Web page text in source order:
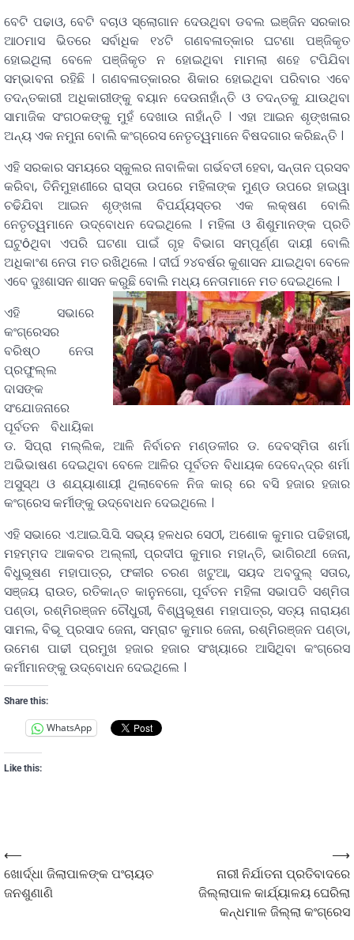
ବେଟି ପଢାଓ, ବେଟି ବଚାଓ ସ୍ଲୋଗାନ ଦେଉଥିବା ଡବଲ ଇଞ୍ଜିନ ସରକାର
ଆଠମାସ ଭିତରେ ସର୍ବାଧିକ ୧୪ଟି ଗଣବଳାତ୍କାର ଘଟଣା ପଞ୍ଜିକୃତ
ହୋଇଥିଲା ବେଳେ ପଞ୍ଜିକୃତ ନ ହୋଇଥିବା ମାମଲା ଶହେ ଟପିଯିବା
ସମ୍ଭାବନା ରହିଛି । ଗଣବଳାତ୍କାରର ଶିକାର ହୋଇଥିବା ପରିବାର ଏବେ
ତଦନ୍ତକାରୀ ଅଧିକାରୀଙ୍କୁ ବୟାନ ଦେଉନାହାଁନ୍ତି ଓ ତଦନ୍ତକୁ ଯାଉଥିବା
ସାମାଜିକ ସଂଗଠକଙ୍କୁ ମୁହଁ ଦେଖାଉ ନାହାଁନ୍ତି । ଏହା ଆଇନ ଶୃଙ୍ଖଳାର
ଅନ୍ୟ ଏକ ନମୁନା ବୋଲି କଂଗ୍ରେସ ନେତୃତ୍ୱମାନେ ବିଷଦଗାର କରିଛନ୍ତି ।
ଏହି ସରକାର ସମୟରେ ସ୍କୁଲର ନାବାଳିକା ଗର୍ଭବତୀ ହେବା, ସନ୍ତାନ ପ୍ରସବ
କରିବା, ତିନିମୁହାଣୀରେ ରାସ୍ତା ଉପରେ ମହିଳାଙ୍କ ମୁଣ୍ଡ ଉପରେ ହାଇୱା
ଚଢିଯିବା ଆଇନ ଶୃଙ୍ଖଳା ବିପର୍ଯ୍ୟସ୍ତର ଏକ ଲକ୍ଷଣ ବୋଲି
ନେତୃତ୍ୱମାନେ ଉଦ୍ବୋଧନ ଦେଇଥିଲେ । ମହିଳା ଓ ଶିଶୁମାନଙ୍କ ପ୍ରତି
ଘଟୁôଥିବା ଏପରି ଘଟଣା ପାଇଁ ଗୃହ ବିଭାଗ ସମ୍ପୂର୍ଣ୍ଣ ଦାୟୀ ବୋଲି
ଅଧିକାଂଶ ନେତା ମତ ରଖିଥିଲେ । ଦୀର୍ଘ ୨୪ବର୍ଷର କୁଶାସନ ଯାଇଥିବା ବେଳେ
ଏବେ ଦୁଃଶାସନ ଶାସନ କରୁଛି ବୋଲି ମଧ୍ୟ ନେତାମାନେ ମତ ଦେଇଥିଲେ ।
ଏହି ସଭାରେ
କଂଗ୍ରେସର
ବରିଷ୍ଠ ନେତା
ପ୍ରଫୁଲ୍ଲ
ଦାସଙ୍କ
ସଂଯୋଜନାରେ
ପୂର୍ବତନ ବିଧାୟିକା
ଡ. ସିପ୍ରା ମଲ୍ଲିକ, ଆଳି ନିର୍ବାଚନ ମଣ୍ଡଳୀର ଡ. ଦେବସ୍ମିତା ଶର୍ମା
ଅଭିଭାଷଣ ଦେଇଥିବା ବେଳେ ଆଳିର ପୂର୍ବତନ ବିଧାୟକ ଦେବେନ୍ଦ୍ର ଶର୍ମା
ଅସୁସ୍ଥ ଓ ଶଯ୍ୟାଶାୟୀ ଥିଲାବେଳେ ନିଜ କାର୍ ରେ ବସି ହଜାର ହଜାର
କଂଗ୍ରେସ କର୍ମୀଙ୍କୁ ଉଦ୍ବୋଧନ ଦେଇଥିଲେ ।
ଏହି ସଭାରେ ଏ.ଆଇ.ସି.ସି. ସଭ୍ୟ ହଳଧର ସେଠୀ, ଅଶୋକ କୁମାର ପଢିହାରୀ,
ମହମ୍ମଦ ଆକବର ଅଲ୍ଲୀ, ପ୍ରଦୀପ କୁମାର ମହାନ୍ତି, ଭାଗିରଥୀ ଜେନା,
ବିଧୁଭୂଷଣ ମହାପାତ୍ର, ଫକୀର ଚରଣ ଖଟୁଆ, ସୟଦ ଅବଦୁଲ୍ ସତାର,
ସଞ୍ଜୟ ରାଉତ, ରତିକାନ୍ତ କାନୁନଗୋ, ପୂର୍ବତନ ମହିଳା ସଭାପତି ସଶ୍ମିତା
ପଣ୍ଡା, ରଶ୍ମିରଞ୍ଜନ ଚୌଧୁରୀ, ବିଶ୍ୱଭୂଷଣ ମହାପାତ୍ର, ସତ୍ୟ ନାରାୟଣ
ସାମଲ, ବିଭୂ ପ୍ରସାଦ ଜେନା, ସମ୍ରାଟ କୁମାର ଜେନା, ରଶ୍ମିରଞ୍ଜନ ପଣ୍ଡା,
ଉମେଶ ପାଢୀ ପ୍ରମୁଖ ହଜାର ହଜାର ସଂଖ୍ୟାରେ ଆସିଥିବା କଂଗ୍ରେସ
କର୍ମୀମାନଙ୍କୁ ଉଦ୍ବୋଧନ ଦେଇଥିଲେ ।
Share this:
WhatsApp
Like this:
⟵
ଖୋର୍ଦ୍ଧା ଜିଲାପାଳଙ୍କ ପଂଚାୟତ
ଜନଶୁଣାଣି
ନାରୀ ନିର୍ଯାତନା ପ୍ରତିବାଦରେ
ଜିଲ୍ଲାପାଳ କାର୍ଯ୍ୟାଳୟ ଘେରିଲା
କନ୍ଧମାଳ ଜିଲ୍ଲା କଂଗ୍ରେସ
⟶